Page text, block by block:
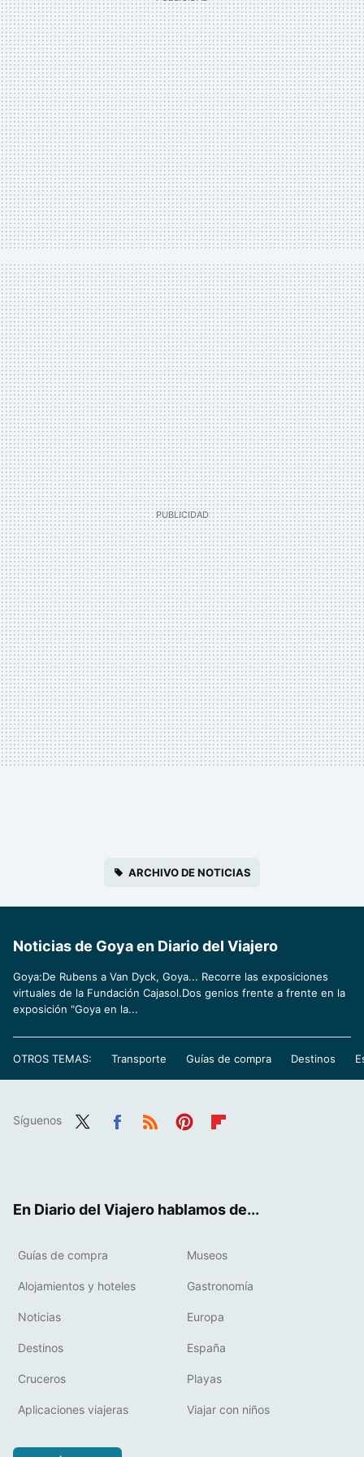
ARCHIVO DE NOTICIAS
Noticias de Goya en Diario del Viajero
Goya:De Rubens a Van Dyck, Goya... Recorre las exposiciones
virtuales de la Fundación Cajasol.Dos genios frente a frente en la
exposición "Goya en la...
OTROS TEMAS: Transporte Guías de compra Destinos
Síguenos
En Diario del Viajero hablamos de...
Guías de compra Museos
Alojamientos y hoteles Gastronomía
Noticias Europa
Destinos España
Cruceros Playas
Aplicaciones viajeras Viajar con niños